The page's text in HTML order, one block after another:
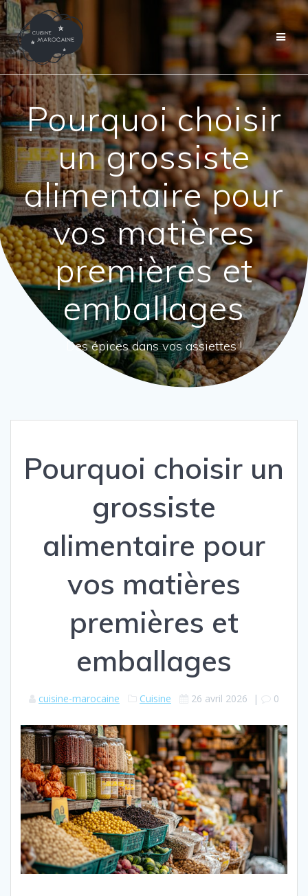
contenu
Pourquoi choisir
un grossiste
alimentaire pour
vos matières
premières et
emballages
Des épices dans vos assiettes !
Pourquoi choisir un
grossiste
alimentaire pour
vos matières
premières et
emballages
cuisine-marocaine Cuisine 26 avril 2026 | 0